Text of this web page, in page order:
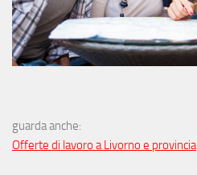
guarda anche:
Offerte di lavoro a Livorno e provincia